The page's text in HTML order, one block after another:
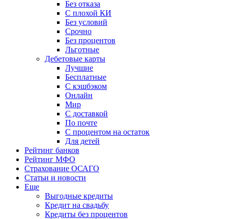
Без отказа
С плохой КИ
Без условий
Срочно
Без процентов
Льготные
Дебетовые карты
Лучшие
Бесплатные
С кэшбэком
Онлайн
Мир
С доставкой
По почте
С процентом на остаток
Для детей
Рейтинг банков
Рейтинг МФО
Страхование ОСАГО
Статьи и новости
Еще
Выгодные кредиты
Кредит на свадьбу
Кредиты без процентов